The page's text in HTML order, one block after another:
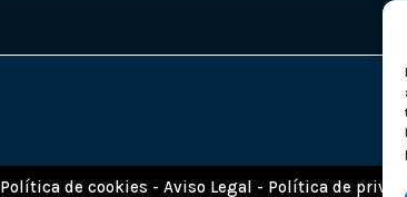
Política de cookies - Aviso Legal - Política de